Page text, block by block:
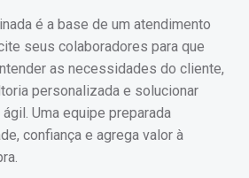
é a base de um atendimento
seus colaboradores para que
as necessidades do cliente,
personalizada e solucionar
Uma equipe preparada
confiança e agrega valor à